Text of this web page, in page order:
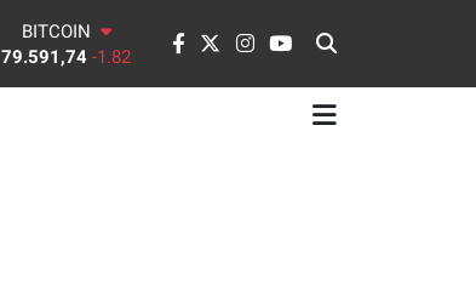
BITCOIN
79.591,74
-1.82
DOLAR